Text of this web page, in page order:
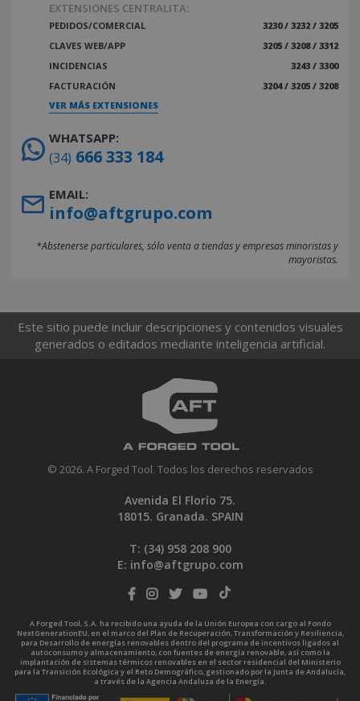
EXTENSIONES CENTRALITA:
PEDIDOS/COMERCIAL
3230 / 3232 / 3205
CLAVES WEB/APP
3205 / 3208 / 3312
INCIDENCIAS
3243 / 3300
FACTURACIÓN
3204 / 3205 / 3208
VER MÁS EXTENSIONES
WHATSAPP:
(34) 666 333 184
EMAIL:
info@aftgrupo.com
*Abstenerse particulares, sólo venta a tiendas y empresas minoristas y
mayoristas.
Este sitio puede incluir descripciones y contenidos visuales
generados o editados mediante inteligencia artificial.
© 2026. A Forged Tool. Todos los derechos reservados
Avenida El Florío 75.
18015. Granada. SPAIN
T: (34) 958 208 900
E: info@aftgrupo.com
A Forged Tool, S.A. ha recibido una ayuda de la Unión Europea con cargo al Fondo
NextGenerationEU, en el marco del Plan de Recuperación, Transformación y Resiliencia,
para Desarrollo de energías renovables dentro del programa de incentivos ligados al
autoconsumo y almacenamiento, con fuentes de energía renovable, así como la
implantación de sistemas térmicos renovables en el sector residencial del Ministerio
para la Transición Ecológica y el Reto Demográfico, gestionado por la Junta de Andalucía,
a través de la Agencia Andaluza de la Energía.